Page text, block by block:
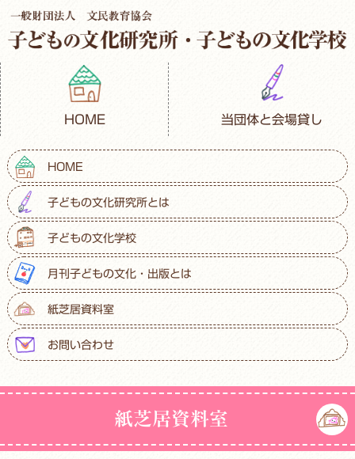
HOME 当団体と会場貸し
HOME
子どもの文化研究所とは
子どもの文化学校
月刊子どもの文化・出版とは
紙芝居資料室
お問い合わせ
紙芝居資料室